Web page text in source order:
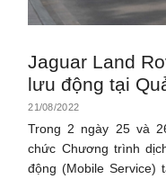
Jaguar Land
lưu động tại
21/08/2022
Trong 2 ngày 25 và
chức Chương trình
động (Mobile Service)